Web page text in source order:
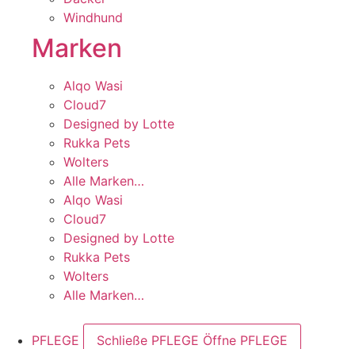
Windhund
Marken
Alqo Wasi
Cloud7
Designed by Lotte
Rukka Pets
Wolters
Alle Marken…
Alqo Wasi
Cloud7
Designed by Lotte
Rukka Pets
Wolters
Alle Marken…
PFLEGE Schließe PFLEGE Öffne PFLEGE